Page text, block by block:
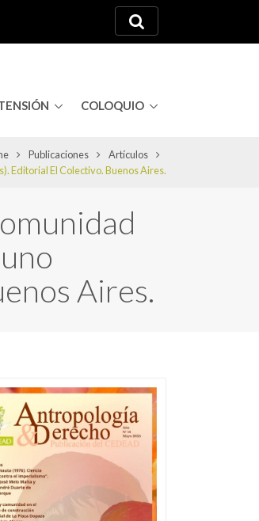
COLOQUIO
Publicaciones
Artículos
Editorial El Colectivo. Buenos Aires.
Aires.